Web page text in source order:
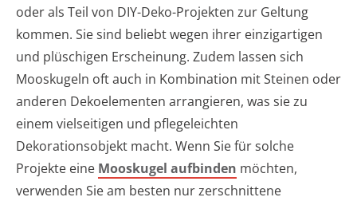
oder als Teil von DIY-Deko-Projekten zur Geltung
kommen. Sie sind beliebt wegen ihrer einzigartigen
und plüschigen Erscheinung. Zudem lassen sich
Mooskugeln oft auch in Kombination mit Steinen oder
anderen Dekoelementen arrangieren, was sie zu
einem vielseitigen und pflegeleichten
Dekorationsobjekt macht. Wenn Sie für solche
Projekte eine Mooskugel aufbinden möchten,
verwenden Sie am besten nur zerschnittene